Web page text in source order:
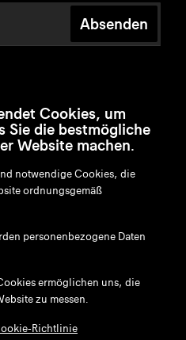
Absenden
Cookies, um
Sie die bestmögliche
Website machen.
notwendige Cookies, die
ordnungsgemäß
personenbezogene Daten
ermöglichen uns, die
zu messen.
Richtlinie